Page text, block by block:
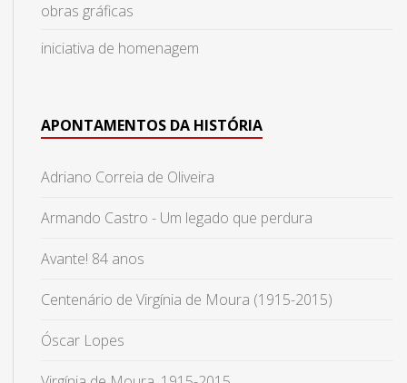
obras gráficas
iniciativa de homenagem
APONTAMENTOS DA HISTÓRIA
Adriano Correia de Oliveira
Armando Castro - Um legado que perdura
Avante! 84 anos
Centenário de Virgínia de Moura (1915-2015)
Óscar Lopes